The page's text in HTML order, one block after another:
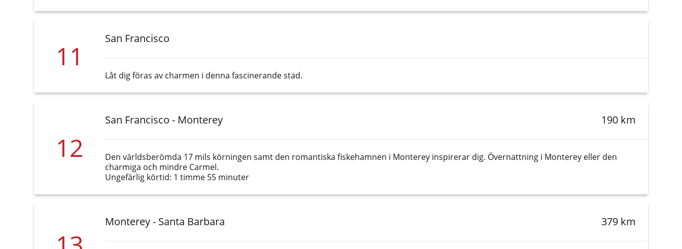
11
San Francisco
Låt dig föras av charmen i denna fascinerande stad.
12
San Francisco - Monterey 190 km
Den världsberömda 17 mils körningen samt den romantiska fiskehamnen i Monterey inspirerar dig. Övernattning i Monterey eller den
charmiga och mindre Carmel.
Ungefärlig körtid: 1 timme 55 minuter
Monterey - Santa Barbara 379 km